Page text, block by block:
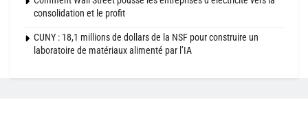
consolidation et le profit
CUNY : 18,1 millions de dollars de la NSF pour construire un
laboratoire de matériaux alimenté par l’IA